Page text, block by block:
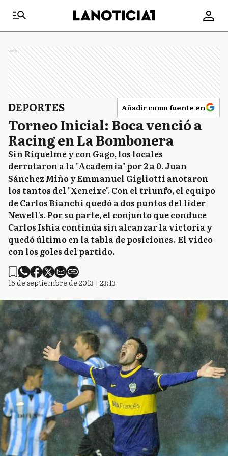
Ads
DEPORTES Añadir como fuente en
Torneo Inicial: Boca venció a
Racing en La Bombonera
Sin Riquelme y con Gago, los locales
derrotaron a la "Academia" por 2 a 0. Juan
Sánchez Miño y Emmanuel Gigliotti anotaron
los tantos del "Xeneixe". Con el triunfo, el equipo
de Carlos Bianchi quedó a dos puntos del líder
Newell's. Por su parte, el conjunto que conduce
Carlos Ishia continúa sin alcanzar la victoria y
quedó último en la tabla de posiciones. El video
con los goles del partido.
15 de septiembre de 2013 | 23:13